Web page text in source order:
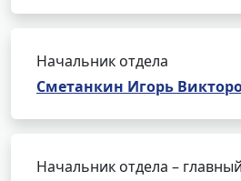
Начальник отдела
Сметанкин Игорь
Начальник отдела –